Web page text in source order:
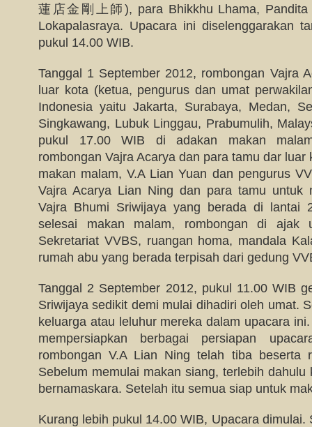
蓮店金剛上師), para Bhikkhu Lhama, Pandita
Lokapalasraya. Upacara ini diselenggarakan
pukul 14.00 WIB.
Tanggal 1 September 2012, rombongan Vajra
luar kota (ketua, pengurus dan umat
Indonesia yaitu Jakarta, Surabaya, Medan,
Singkawang, Lubuk Linggau, Prabumulih,
pukul 17.00 WIB di adakan makan
rombongan Vajra Acarya dan para tamu dar
makan malam, V.A Lian Yuan dan pengurus
Vajra Acarya Lian Ning dan para tamu untuk
Vajra Bhumi Sriwijaya yang berada di lantai
selesai makan malam, rombongan di ajak
Sekretariat VVBS, ruangan homa, mandala
rumah abu yang berada terpisah dari gedung
Tanggal 2 September 2012, pukul 11.00 WIB
Sriwijaya sedikit demi mulai dihadiri oleh umat.
keluarga atau leluhur mereka dalam upacara
mempersiapkan berbagai persiapan
rombongan V.A Lian Ning telah tiba beserta
Sebelum memulai makan siang, terlebih
bernamaskara. Setelah itu semua siap untuk
Kurang lebih pukul 14.00 WIB, Upacara dimulai.